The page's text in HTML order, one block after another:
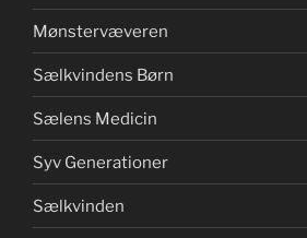
Mønstervæveren
Sælkvindens Børn
Sælens Medicin
Syv Generationer
Sælkvinden